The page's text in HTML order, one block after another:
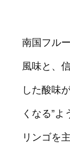
南国フル
風味と、
した酸味
くなる”
リンゴを